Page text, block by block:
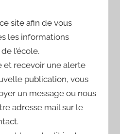
site afin de vous
les informations
l’école.
et recevoir une alerte
publication, vous
un message ou nous
adresse mail sur le